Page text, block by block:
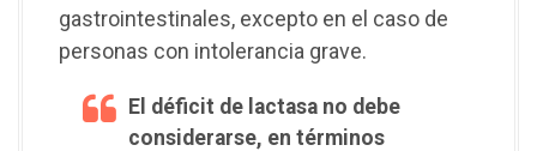
gastrointestinales, excepto en el caso de
personas con intolerancia grave.
El déficit de lactasa no debe
considerarse, en términos